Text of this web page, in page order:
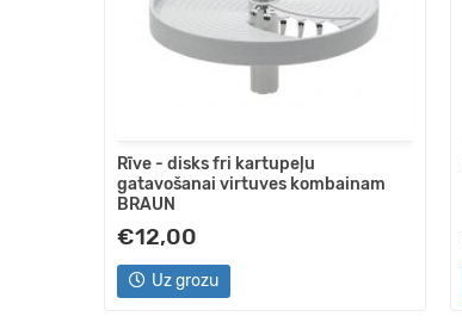
Rīve - disks fri kartupeļu
gatavošanai virtuves kombainam
BRAUN
€12,00
Uz grozu